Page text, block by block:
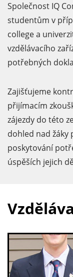
Společnost IQ
studentům v
college a
vzdělávacího
potřebných
Zajišťujeme
přijímacím
zájezdy do této
dohled nad žáky
poskytování
úspěších jejich